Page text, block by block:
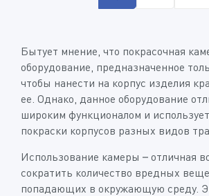
Бытует мнение, что покрасочная
оборудование, предназначенное
чтобы нанести на корпус изделия
ее. Однако, данное оборудование
широким функционалом и
покраски корпусов разных видов
Использование камеры – отличная
сократить количество вредных
попадающих в окружающую среду.